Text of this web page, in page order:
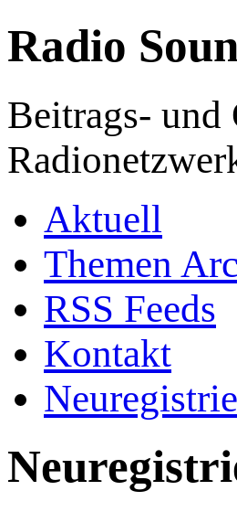
Radio
Beitrags- und
Aktuell
Themen
RSS Feeds
Kontakt